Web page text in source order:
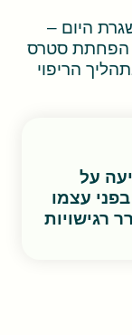
היום –
הפחתת סטרס
הריפוי
על
עצמו
רגישויות